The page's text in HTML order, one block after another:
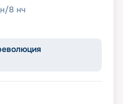
/8 нч